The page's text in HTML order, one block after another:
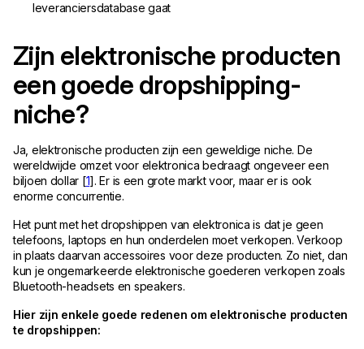
leveranciersdatabase gaat
Zijn elektronische producten
een goede dropshipping-
niche?
Ja, elektronische producten zijn een geweldige niche. De
wereldwijde omzet voor elektronica bedraagt ongeveer een
biljoen dollar [1]. Er is een grote markt voor, maar er is ook
enorme concurrentie.
Het punt met het dropshippen van elektronica is dat je geen
telefoons, laptops en hun onderdelen moet verkopen. Verkoop
in plaats daarvan accessoires voor deze producten. Zo niet, dan
kun je ongemarkeerde elektronische goederen verkopen zoals
Bluetooth-headsets en speakers.
Hier zijn enkele goede redenen om elektronische producten
te dropshippen: